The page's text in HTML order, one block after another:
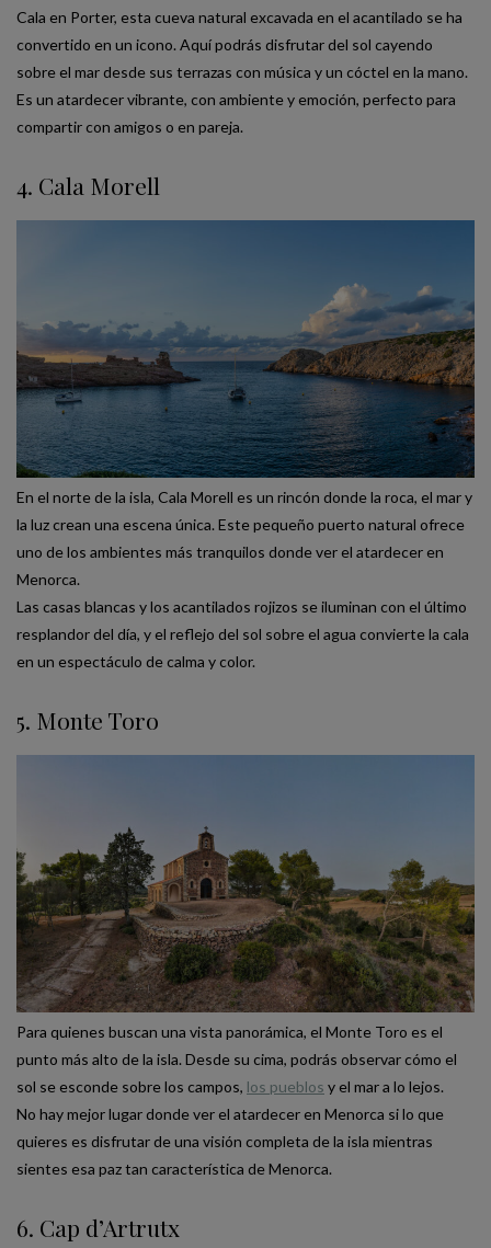
Cala en Porter, esta cueva natural excavada en el acantilado se ha
convertido en un icono. Aquí podrás disfrutar del sol cayendo
sobre el mar desde sus terrazas con música y un cóctel en la mano.
Es un atardecer vibrante, con ambiente y emoción, perfecto para
compartir con amigos o en pareja.
4. Cala Morell
En el norte de la isla, Cala Morell es un rincón donde la roca, el mar y
la luz crean una escena única. Este pequeño puerto natural ofrece
uno de los ambientes más tranquilos donde ver el atardecer en
Menorca.
Las casas blancas y los acantilados rojizos se iluminan con el último
resplandor del día, y el reflejo del sol sobre el agua convierte la cala
en un espectáculo de calma y color.
5. Monte Toro
Para quienes buscan una vista panorámica, el Monte Toro es el
punto más alto de la isla. Desde su cima, podrás observar cómo el
sol se esconde sobre los campos, los pueblos y el mar a lo lejos.
No hay mejor lugar donde ver el atardecer en Menorca si lo que
quieres es disfrutar de una visión completa de la isla mientras
sientes esa paz tan característica de Menorca.
6. Cap d’Artrutx